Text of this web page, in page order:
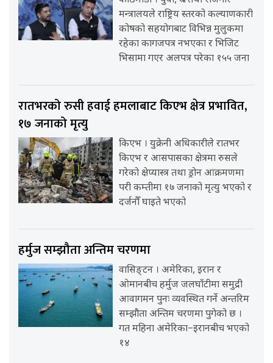
मन्त्रालयले राष्ट्रिय स्तरको कल्याणकारी
कोषको सहयोगबाट विभिन्न मुलुकमा
रहेका कागजपत्र नभएका र भिजिट
भिसामा गएर अलपत्र परेका १५५ जना
रातभरको रुसी हवाई हमलाबाट किएभ क्षेत्र प्रभावित,
१७ जनाको मृत्यु
किएभ । युक्रेनी अधिकारीले रातभर
किएभ र आसपासका क्षेत्रमा रुसले
गरेको क्षेप्यास्त्र तथा ड्रोन आक्रमणमा
परी कम्तीमा १७ जनाको मृत्यु भएको र
दर्जनौँ घाइते भएको
हर्मुज सम्झौता अन्तिम चरणमा
वासिङ्टन । अमेरिका, इरान र
ओमानबीच हर्मुज जलघाँटीमा समुद्री
आवागमन पुनः व्यवस्थित गर्ने अन्तरिम
सम्झौता अन्तिम चरणमा पुगेको छ ।
गत महिना अमेरिका–इरानबीच भएको
१४